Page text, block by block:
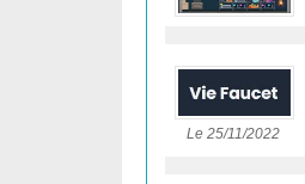
Le 25/11/2022